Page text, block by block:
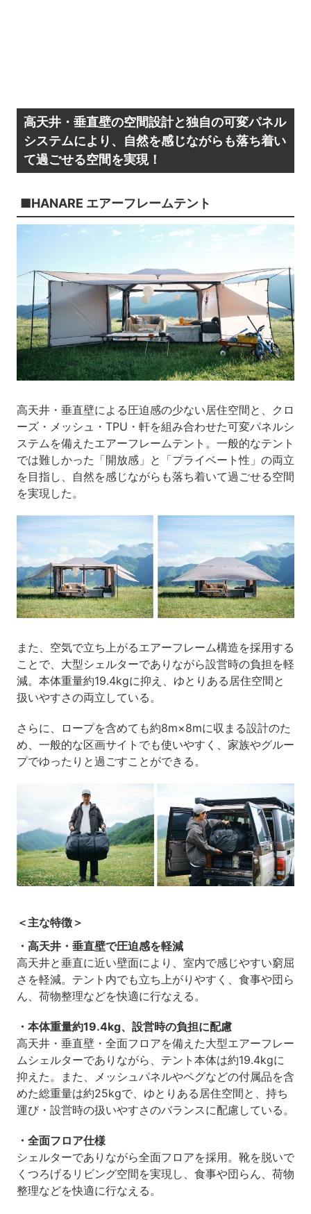
高天井・垂直壁の空間設計と独自の可変パネル
システムにより、自然を感じながらも落ち着い
て過ごせる空間を実現！
■HANARE エアーフレームテント
高天井・垂直壁による圧迫感の少ない居住空間と、クロ
ーズ・メッシュ・TPU・軒を組み合わせた可変パネルシ
ステムを備えたエアーフレームテント。一般的なテント
では難しかった「開放感」と「プライベート性」の両立
を目指し、自然を感じながらも落ち着いて過ごせる空間
を実現した。
また、空気で立ち上がるエアーフレーム構造を採用する
ことで、大型シェルターでありながら設営時の負担を軽
減。本体重量約19.4kgに抑え、ゆとりある居住空間と
扱いやすさの両立している。
さらに、ロープを含めても約8m×8mに収まる設計のた
め、一般的な区画サイトでも使いやすく、家族やグルー
プでゆったりと過ごすことができる。
＜主な特徴＞
・高天井・垂直壁で圧迫感を軽減
高天井と垂直に近い壁面により、室内で感じやすい窮屈
さを軽減。テント内でも立ち上がりやすく、食事や団ら
ん、荷物整理などを快適に行なえる。
・本体重量約19.4kg、設営時の負担に配慮
高天井・垂直壁・全面フロアを備えた大型エアーフレー
ムシェルターでありながら、テント本体は約19.4kgに
抑えた。また、メッシュパネルやペグなどの付属品を含
めた総重量は約25kgで、ゆとりある居住空間と、持ち
運び・設営時の扱いやすさのバランスに配慮している。
・全面フロア仕様
シェルターでありながら全面フロアを採用。靴を脱いで
くつろげるリビング空間を実現し、食事や団らん、荷物
整理などを快適に行なえる。